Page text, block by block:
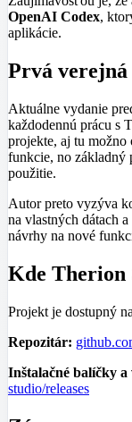
OpenAI Codex,
aplikácie.
Prvá
Aktuálne vydanie
každodennú prácu s
projekte, aj tu
funkcie, no základný
použitie.
Autor preto vyzýva
na vlastných dátach
návrhy na nové
Kde Therion
Projekt je dostupný
Repozitár:
Inštalačné balíčky a
studio/releases